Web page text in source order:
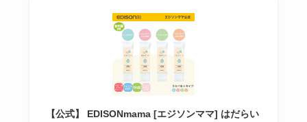
【公式】 EDISONmama [エジソンママ] はだらい